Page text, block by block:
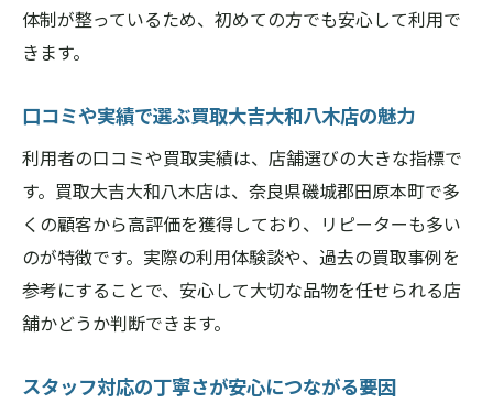
体制が整っているため、初めての方でも安心して利用で
きます。
口コミや実績で選ぶ買取大吉大和八木店の魅力
利用者の口コミや買取実績は、店舗選びの大きな指標で
す。買取大吉大和八木店は、奈良県磯城郡田原本町で多
くの顧客から高評価を獲得しており、リピーターも多い
のが特徴です。実際の利用体験談や、過去の買取事例を
参考にすることで、安心して大切な品物を任せられる店
舗かどうか判断できます。
スタッフ対応の丁寧さが安心につながる要因